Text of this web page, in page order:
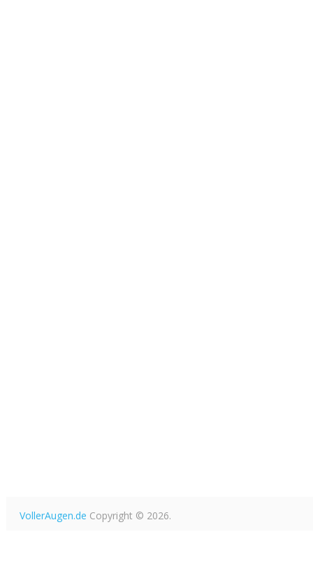
VollerAugen.de Copyright © 2026.